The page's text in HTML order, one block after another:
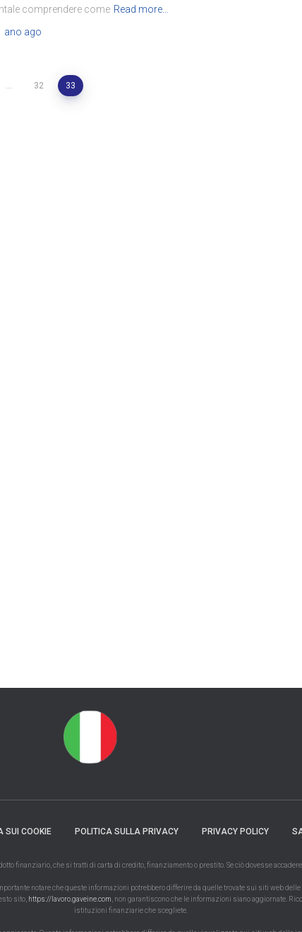
comprendere come Read more…
ano ago
… 32 33
SUI COOKIE POLITICA SULLA PRIVACY PRIVACY POLICY
finanziario, che si tratti di carta di credito, finanziamento o prestito. Se ciò dovesse
notare che queste informazioni potrebbero differire da quelle trovate sui siti web
sito, https://lavoro.gaveine.com , non garantiscono che le informazioni siano aggiornate.
istituzioni finanziarie che scegliete.